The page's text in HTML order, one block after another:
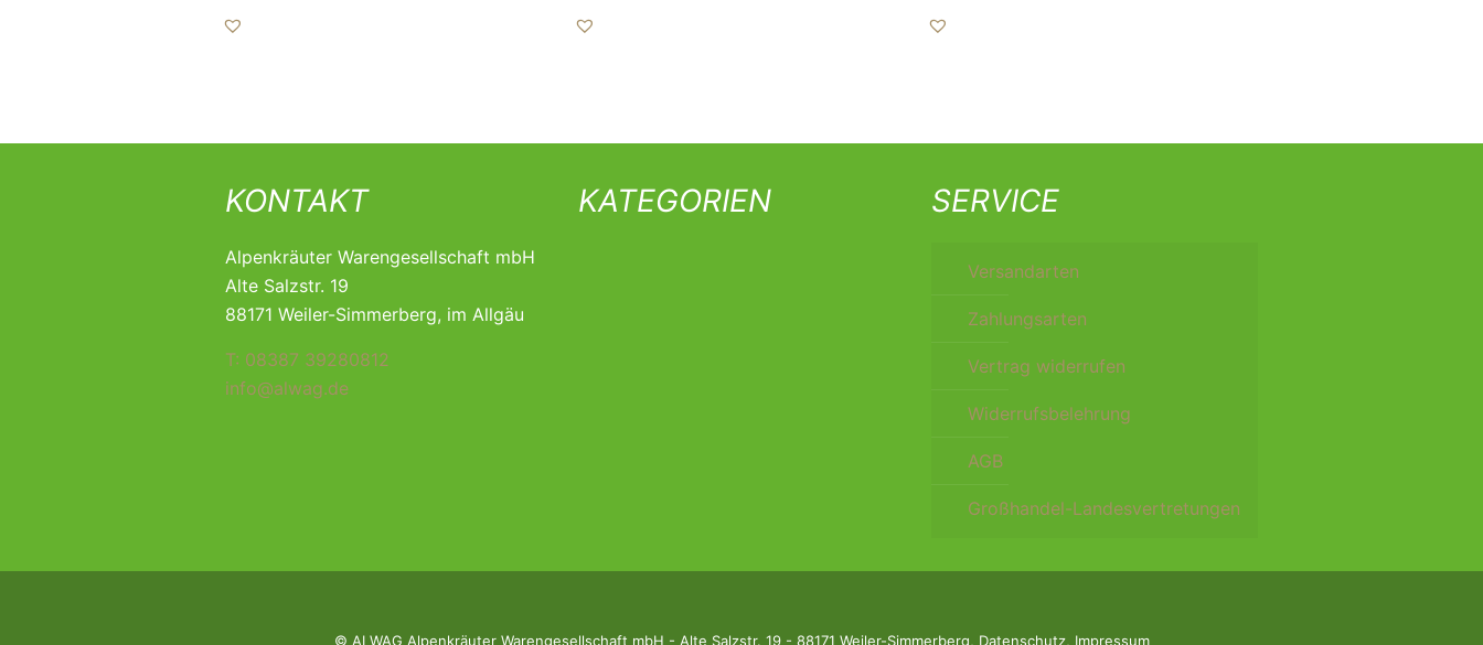
KONTAKT
Alpenkräuter Warengesellschaft mbH
Alte Salzstr. 19
88171 Weiler-Simmerberg, im Allgäu
T: 08387 39280812
info@alwag.de
KATEGORIEN SERVICE
Versandarten
Zahlungsarten
Vertrag widerrufen
Widerrufsbelehrung
AGB
Großhandel-Landesvertretungen
© ALWAG Alpenkräuter Warengesellschaft mbH - Alte Salzstr. 19 - 88171 Weiler-Simmerberg, Datenschutz, Impressum